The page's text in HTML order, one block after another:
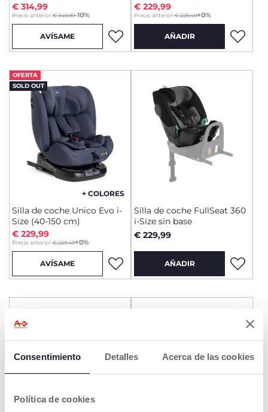
Consentimiento Detalles Acerca de las cookies
Política de cookies
Precio anterior:€ 349,99-10%
to
€ 314,99
AVÍSAME
Precio anterior:€ 229,49+0%
to
€ 229,99
AÑADIR
OFERTA
SOLD OUT
+ COLORES
Silla de coche Unico Evo i-
Size (40-150 cm)
Precio anterior:€ 229,49+0%
to
€ 229,99
AVÍSAME
Silla de coche FullSeat 360
i-Size sin base
€ 229,99
AÑADIR